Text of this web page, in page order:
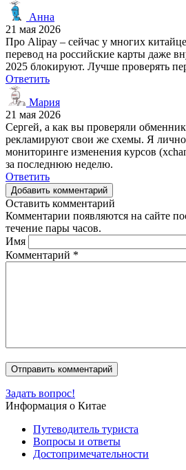
Анна
21 мая 2026
Про Alipay – сейчас у многих
перевод на российские карты даже
2025 блокируют. Лучше проверять
Ответить
Мария
21 мая 2026
Сергей, а как вы проверяли
рекламируют свои же схемы. Я
мониторинге изменения курсов
за последнюю неделю.
Ответить
Добавить комментарий
Оставить комментарий
Комментарии появляются на сайте
течение пары часов.
Имя
Комментарий *
Задать вопрос!
Информация о Китае
Путеводитель туриста
Вопросы и ответы
Достопримечательности